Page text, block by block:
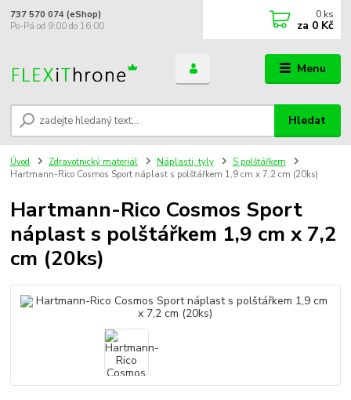
Menu
Hledat
737 570 074 (eShop)
Po-Pá od 9:00 do 16:00
0 ks
za 0 Kč
Úvod Zdravotnický materiál Náplasti, tyly
S polštářkem
Hartmann-Rico Cosmos Sport náplast s polštářkem 1,9 cm x 7,2 cm (20ks)
Hartmann-Rico Cosmos Sport
náplast s polštářkem 1,9 cm x 7,2
cm (20ks)